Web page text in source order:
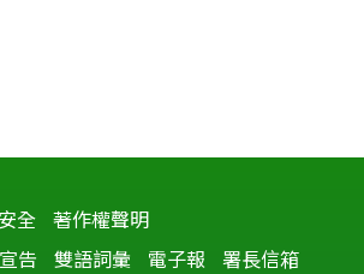
全 著作權聲明
告
雙語詞彙 電子報 署長信箱